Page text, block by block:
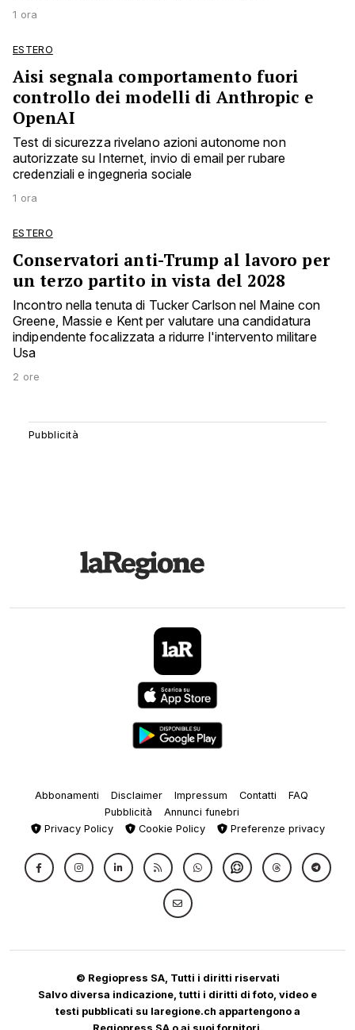
1 ora
ESTERO
Aisi segnala comportamento fuori
controllo dei modelli di Anthropic e
OpenAI
Test di sicurezza rivelano azioni autonome non
autorizzate su Internet, invio di email per rubare
credenziali e ingegneria sociale
1 ora
ESTERO
Conservatori anti-Trump al lavoro per
un terzo partito in vista del 2028
Incontro nella tenuta di Tucker Carlson nel Maine con
Greene, Massie e Kent per valutare una candidatura
indipendente focalizzata a ridurre l'intervento militare
Usa
2 ore
Abbonamenti Disclaimer Impressum Contatti
FAQ
Pubblicità
Annunci funebri
Privacy Policy
Cookie Policy Preferenze privacy
© Regiopress SA, Tutti i diritti riservati
Salvo diversa indicazione, tutti i diritti di foto, video e
testi pubblicati su laregione.ch appartengono a